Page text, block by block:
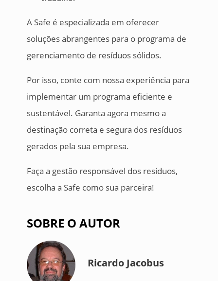
A Safe é especializada em oferecer
soluções abrangentes para o programa de
gerenciamento de resíduos sólidos.
Por isso, conte com nossa experiência para
implementar um programa eficiente e
sustentável. Garanta agora mesmo a
destinação correta e segura dos resíduos
gerados pela sua empresa.
Faça a gestão responsável dos resíduos,
escolha a Safe como sua parceira!
SOBRE O AUTOR
Ricardo Jacobus